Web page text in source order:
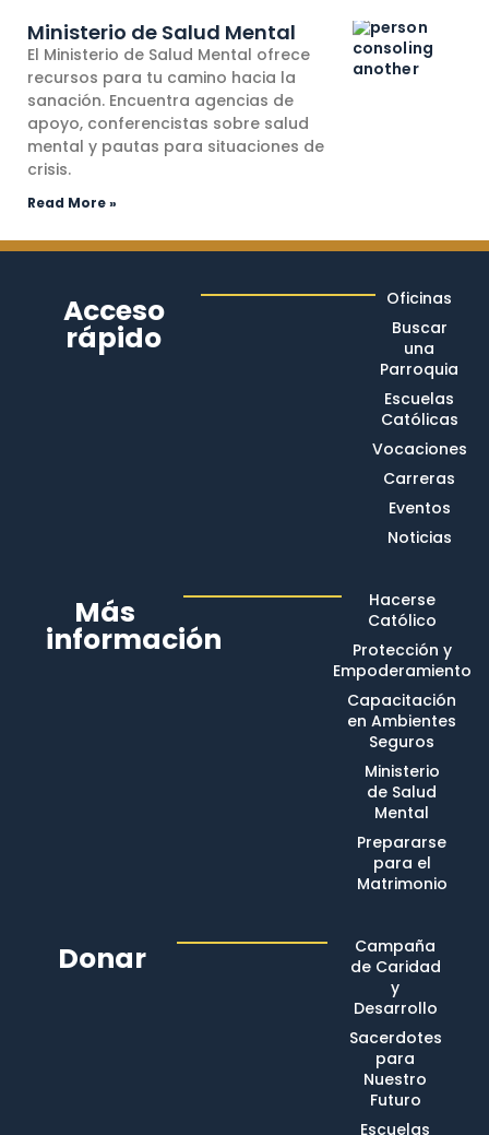
Ministerio de Salud Mental
El Ministerio de Salud Mental ofrece
recursos para tu camino hacia la
sanación. Encuentra agencias de
apoyo, conferencistas sobre salud
mental y pautas para situaciones de
crisis.
Read More »
Acceso
rápido
Oficinas
Buscar
una
Parroquia
Escuelas
Católicas
Vocaciones
Carreras
Eventos
Noticias
Más
información
Hacerse
Católico
Protección y
Empoderamiento
Capacitación
en Ambientes
Seguros
Ministerio
de Salud
Mental
Prepararse
para el
Matrimonio
Donar
Campaña
de Caridad
y
Desarrollo
Sacerdotes
para
Nuestro
Futuro
Escuelas